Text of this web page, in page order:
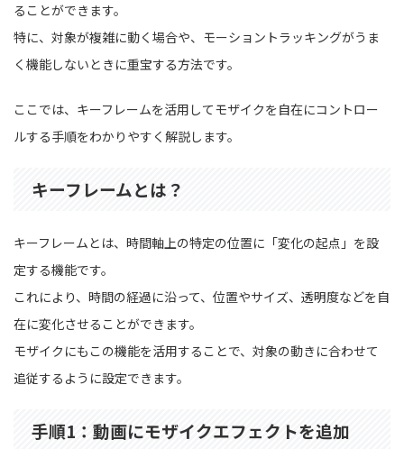
ることができます。
特に、対象が複雑に動く場合や、モーショントラッキングがうま
く機能しないときに重宝する方法です。
ここでは、キーフレームを活用してモザイクを自在にコントロー
ルする手順をわかりやすく解説します。
キーフレームとは？
キーフレームとは、時間軸上の特定の位置に「変化の起点」を設
定する機能です。
これにより、時間の経過に沿って、位置やサイズ、透明度などを自
在に変化させることができます。
モザイクにもこの機能を活用することで、対象の動きに合わせて
追従するように設定できます。
手順1：動画にモザイクエフェクトを追加